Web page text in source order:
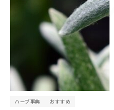
ハーブ事典 おすすめ